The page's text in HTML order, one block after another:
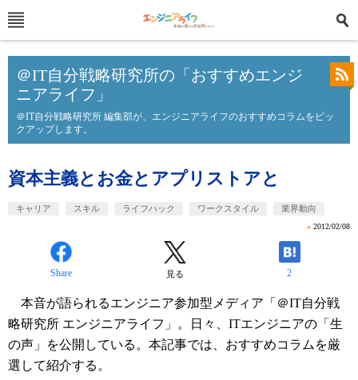
＠IT自分戦略研究所の「おすすめエンジ
ニアライフ」
＠IT自分戦略研究所 編集部が、エンジニアライフのおすすめコラムをピッ
クアップします。
資本主義とお金とアプリストアと
キャリア スキル ライフハック ワークスタイル 業界動向
» 2012/02/08
Share 見る 2
本音が語られるエンジニア参加型メディア「＠IT自分戦
略研究所 エンジニアライフ」。日々、ITエンジニアの「生
の声」を公開している。本記事では、おすすめコラムを厳
選して紹介する。